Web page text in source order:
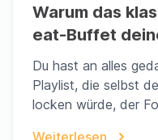
Warum das
eat-Buffet
um 22 Uhr killt
die deine
Du hast an alles
Playlist, die selbst
locken würde, der
Weiterlesen